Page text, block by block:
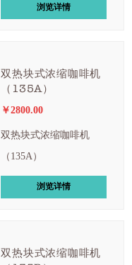
浏览详情
双热块式浓缩咖啡机
（135A）
￥2800.00
双热块式浓缩咖啡机
（135A）
浏览详情
双热块式浓缩咖啡机